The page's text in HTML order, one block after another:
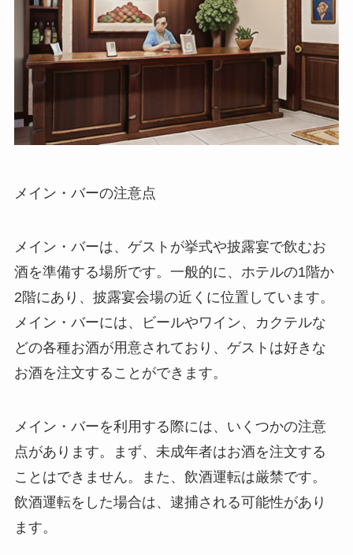
メイン・バーの注意点
メイン・バーは、ゲストが挙式や披露宴で飲むお
酒を準備する場所です。一般的に、ホテルの1階か
2階にあり、披露宴会場の近くに位置しています。
メイン・バーには、ビールやワイン、カクテルな
どの各種お酒が用意されており、ゲストは好きな
お酒を注文することができます。
メイン・バーを利用する際には、いくつかの注意
点があります。まず、未成年者はお酒を注文する
ことはできません。また、飲酒運転は厳禁です。
飲酒運転をした場合は、逮捕される可能性があり
ます。